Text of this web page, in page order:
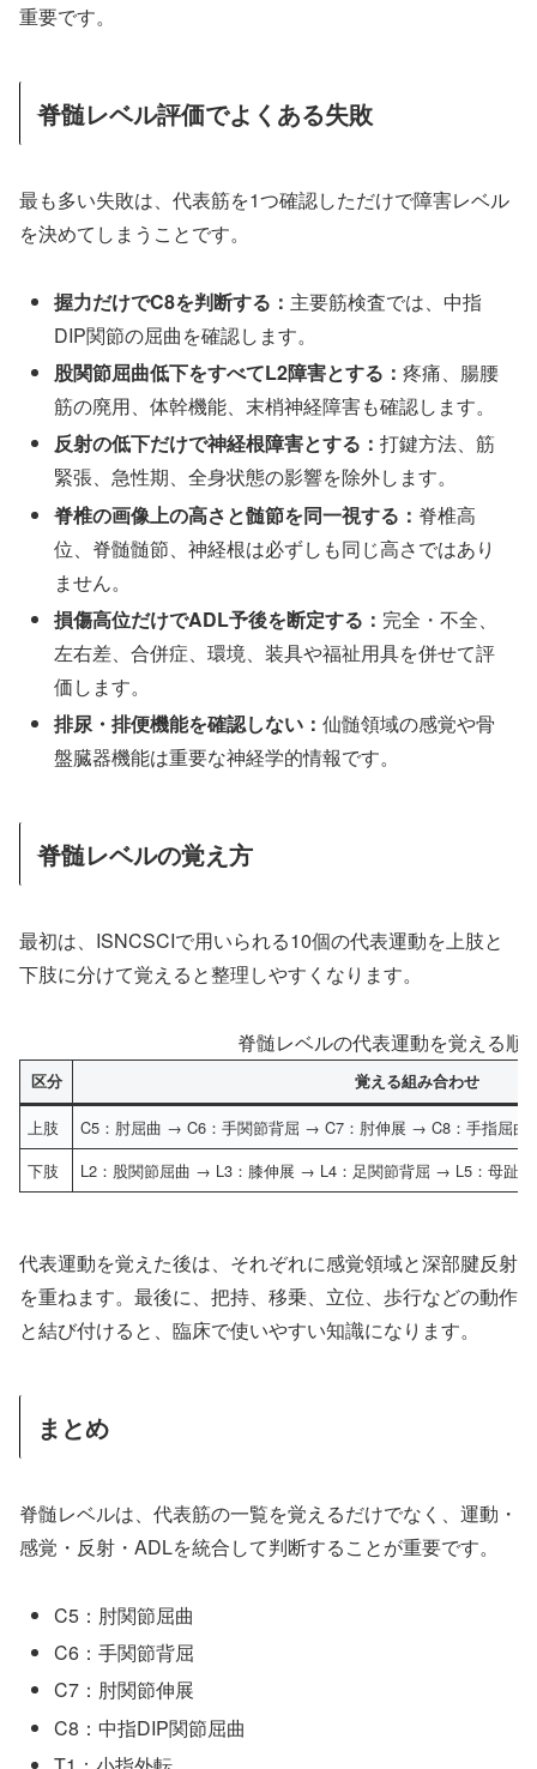
重要です。
脊髄レベル評価でよくある失敗
最も多い失敗は、代表筋を1つ確認しただけで障害レベル
を決めてしまうことです。
握力だけでC8を判断する： 主要筋検査では、中指
DIP関節の屈曲を確認します。
股関節屈曲低下をすべてL2障害とする：疼痛、腸腰
筋の廃用、体幹機能、末梢神経障害も確認します。
反射の低下だけで神経根障害とする：打鍵方法、筋
緊張、急性期、全身状態の影響を除外します。
脊椎の画像上の高さと髄節を同一視する： 脊椎高
位、脊髄髄節、神経根は必ずしも同じ高さではあり
ません。
損傷高位だけでADL予後を断定する： 完全・不全、
左右差、合併症、環境、装具や福祉用具を併せて評
価します。
排尿・排便機能を確認しない：仙髄領域の感覚や骨
盤臓器機能は重要な神経学的情報です。
脊髄レベルの覚え方
最初は、ISNCSCIで用いられる10個の代表運動を上肢と
下肢に分けて覚えると整理しやすくなります。
脊髄レベルの代表運動を覚える順
区分 覚える組み合わせ
上肢
C5：肘屈曲 → C6：手関節背屈 → C7：肘伸展 → C8：手指屈
下肢
L2：股関節屈曲 → L3：膝伸展 → L4：足関節背屈 → L5：母趾
代表運動を覚えた後は、それぞれに感覚領域と深部腱反射
を重ねます。最後に、把持、移乗、立位、歩行などの動作
と結び付けると、臨床で使いやすい知識になります。
まとめ
脊髄レベルは、代表筋の一覧を覚えるだけでなく、運動・
感覚・反射・ADLを統合して判断することが重要です。
C5：肘関節屈曲
C6：手関節背屈
C7：肘関節伸展
C8：中指DIP関節屈曲